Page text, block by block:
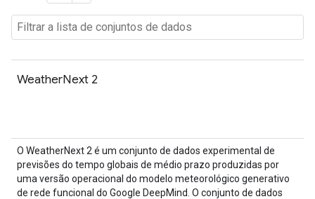
WeatherNext 2
O WeatherNext 2 é um conjunto de dados experimental de
previsões do tempo globais de médio prazo produzidas por
uma versão operacional do modelo meteorológico generativo
de rede funcional do Google DeepMind. O conjunto de dados